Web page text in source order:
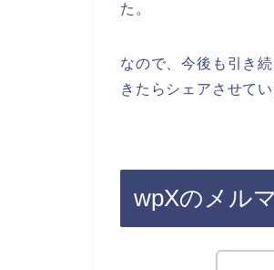
た。
なので、今後も引き
きたらシェアさせて
wpXのメル